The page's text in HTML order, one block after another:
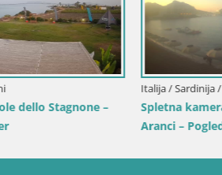
Stagnone –
Italija / Sardinija / Golfo
Spletna kamera
Aranci – Pogled na